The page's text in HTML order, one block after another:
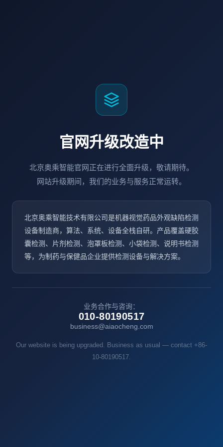
官网升级改造中
北京奥乘智能官网正在进行全面升级，敬请期待。
网站升级期间，我们的业务与服务正常运转。
北京奥乘智能技术有限公司是机器视觉药品外观缺陷检测
设备制造商，算法、系统、设备全栈自研。产品覆盖硬胶
囊检测、片剂检测、泡罩板检测、小袋检测、说明书检测
等，为制药与保健品企业提供检测设备与解决方案。
业务合作与咨询：
010-80190517
business@aiaocheng.com
Our website is being upgraded. Business as usual — contact +86-
10-80190517.